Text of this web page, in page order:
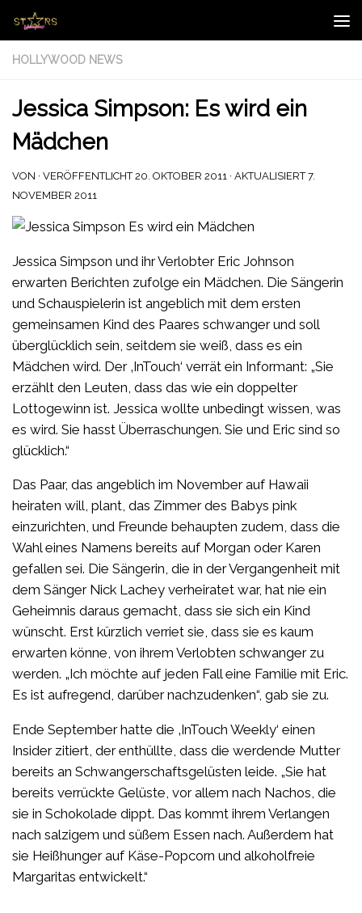
Zum Inhalt springen
HOLLYWOOD NEWS
Jessica Simpson: Es wird ein
Mädchen
VON · VERÖFFENTLICHT20. OKTOBER 2011 · AKTUALISIERT7.
NOVEMBER 2011
Jessica Simpson und ihr Verlobter Eric Johnson
erwarten Berichten zufolge ein Mädchen. Die Sängerin
und Schauspielerin ist angeblich mit dem ersten
gemeinsamen Kind des Paares schwanger und soll
überglücklich sein, seitdem sie weiß, dass es ein
Mädchen wird. Der ‚InTouch‘ verrät ein Informant: „Sie
erzählt den Leuten, dass das wie ein doppelter
Lottogewinn ist. Jessica wollte unbedingt wissen, was
es wird. Sie hasst Überraschungen. Sie und Eric sind so
glücklich.“
Das Paar, das angeblich im November auf Hawaii
heiraten will, plant, das Zimmer des Babys pink
einzurichten, und Freunde behaupten zudem, dass die
Wahl eines Namens bereits auf Morgan oder Karen
gefallen sei. Die Sängerin, die in der Vergangenheit mit
dem Sänger Nick Lachey verheiratet war, hat nie ein
Geheimnis daraus gemacht, dass sie sich ein Kind
wünscht. Erst kürzlich verriet sie, dass sie es kaum
erwarten könne, von ihrem Verlobten schwanger zu
werden. „Ich möchte auf jeden Fall eine Familie mit Eric.
Es ist aufregend, darüber nachzudenken“, gab sie zu.
Ende September hatte die ‚InTouch Weekly‘ einen
Insider zitiert, der enthüllte, dass die werdende Mutter
bereits an Schwangerschaftsgelüsten leide. „Sie hat
bereits verrückte Gelüste, vor allem nach Nachos, die
sie in Schokolade dippt. Das kommt ihrem Verlangen
nach salzigem und süßem Essen nach. Außerdem hat
sie Heißhunger auf Käse-Popcorn und alkoholfreie
Margaritas entwickelt.“